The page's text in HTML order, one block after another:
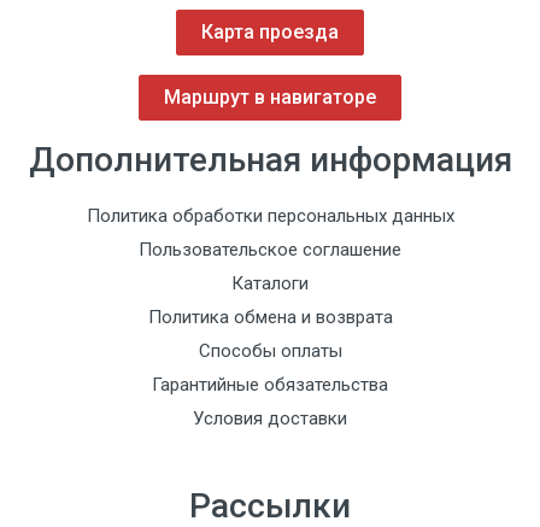
Карта проезда
Маршрут в навигаторе
Дополнительная информация
Политика обработки персональных данных
Пользовательское соглашение
Каталоги
Политика обмена и возврата
Способы оплаты
Гарантийные обязательства
Условия доставки
Рассылки